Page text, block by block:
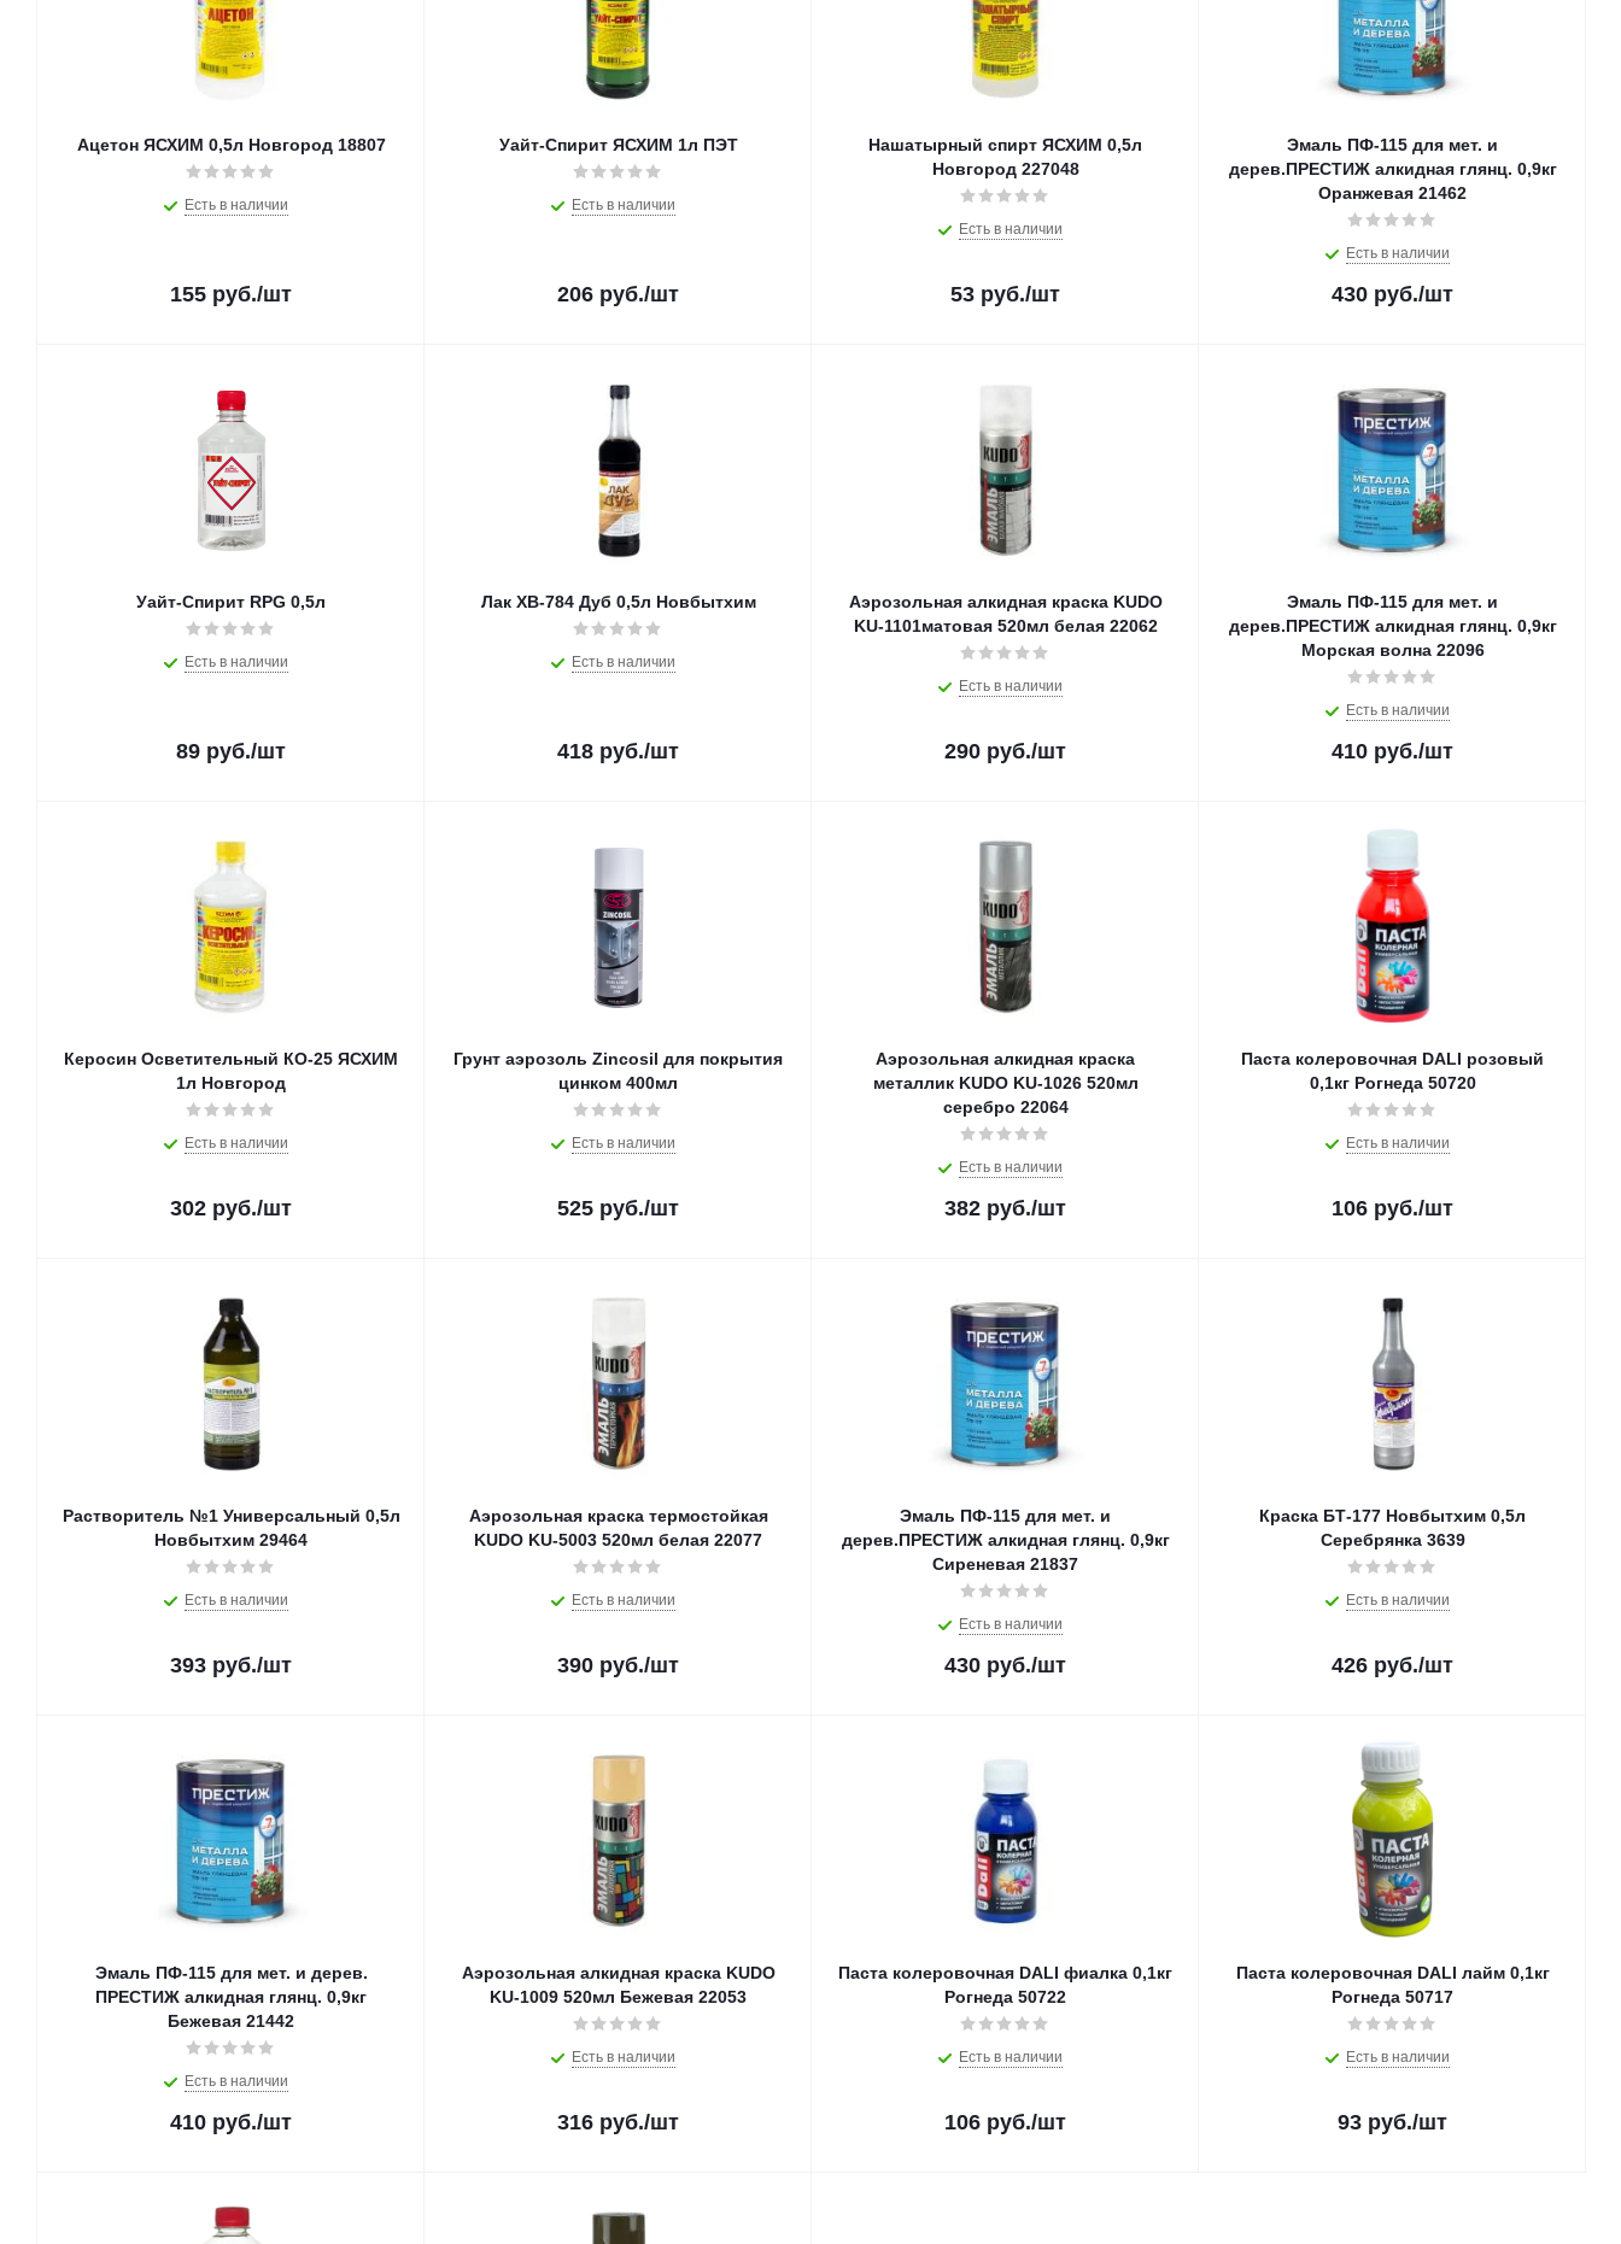
Ацетон ЯСХИМ 0,5л Новгород 18807
Есть в наличии
155 руб./шт
Уайт-Спирит ЯСХИМ 1л ПЭТ
Есть в наличии
206 руб./шт
Нашатырный спирт ЯСХИМ 0,5л
Новгород 227048
Есть в наличии
53 руб./шт
Эмаль ПФ-115 для мет. и
дерев.ПРЕСТИЖ алкидная глянц. 0,9кг
Оранжевая 21462
Есть в наличии
430 руб./шт
Уайт-Спирит RPG 0,5л
Есть в наличии
89 руб./шт
Лак ХВ-784 Дуб 0,5л Новбытхим
Есть в наличии
418 руб./шт
Аэрозольная алкидная краска KUDO
KU-1101матовая 520мл белая 22062
Есть в наличии
290 руб./шт
Эмаль ПФ-115 для мет. и
дерев.ПРЕСТИЖ алкидная глянц. 0,9кг
Морская волна 22096
Есть в наличии
410 руб./шт
Керосин Осветительный КО-25 ЯСХИМ
1л Новгород
Есть в наличии
302 руб./шт
Грунт аэрозоль Zincosil для покрытия
цинком 400мл
Есть в наличии
525 руб./шт
Аэрозольная алкидная краска
металлик KUDO KU-1026 520мл
серебро 22064
Есть в наличии
382 руб./шт
Паста колеровочная DALI розовый
0,1кг Рогнеда 50720
Есть в наличии
106 руб./шт
Растворитель №1 Универсальный 0,5л
Новбытхим 29464
Есть в наличии
393 руб./шт
Аэрозольная краска термостойкая
KUDO KU-5003 520мл белая 22077
Есть в наличии
390 руб./шт
Эмаль ПФ-115 для мет. и
дерев.ПРЕСТИЖ алкидная глянц. 0,9кг
Сиреневая 21837
Есть в наличии
430 руб./шт
Краска БТ-177 Новбытхим 0,5л
Серебрянка 3639
Есть в наличии
426 руб./шт
Эмаль ПФ-115 для мет. и дерев.
ПРЕСТИЖ алкидная глянц. 0,9кг
Бежевая 21442
Есть в наличии
410 руб./шт
Аэрозольная алкидная краска KUDO
KU-1009 520мл Бежевая 22053
Есть в наличии
316 руб./шт
Паста колеровочная DALI фиалка 0,1кг
Рогнеда 50722
Есть в наличии
106 руб./шт
Паста колеровочная DALI лайм 0,1кг
Рогнеда 50717
Есть в наличии
93 руб./шт